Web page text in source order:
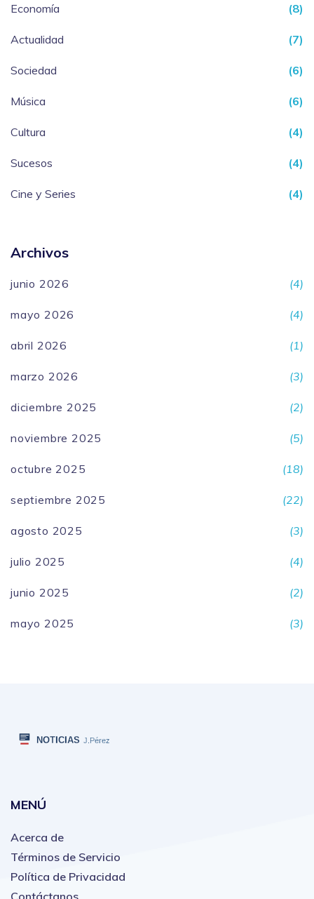
Economía (8)
Actualidad (7)
Sociedad (6)
Música (6)
Cultura (4)
Sucesos (4)
Cine y Series (4)
Archivos
junio 2026 (4)
mayo 2026 (4)
abril 2026 (1)
marzo 2026 (3)
diciembre 2025 (2)
noviembre 2025 (5)
octubre 2025 (18)
septiembre 2025 (22)
agosto 2025 (3)
julio 2025 (4)
junio 2025 (2)
mayo 2025 (3)
MENÚ
Acerca de
Términos de Servicio
Política de Privacidad
Contáctanos